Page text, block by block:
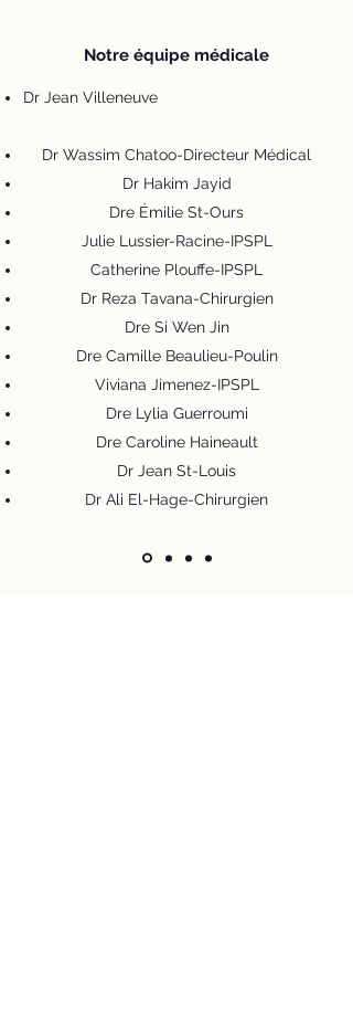
Notre équipe médicale
Dr Jean Villeneuve
Dr Wassim Chatoo-Directeur Médical
Dr Hakim Jayid
Dre Émilie St-Ours
Julie Lussier-Racine-IPSPL
Catherine Plouffe-IPSPL
Dr Reza Tavana-Chirurgien
Dre Si Wen Jin
Dre Camille Beaulieu-Poulin
Viviana Jimenez-IPSPL
Dre Lylia Guerroumi
Dre Caroline Haineault
Dr Jean St-Louis
Dr Ali El-Hage-Chirurgien